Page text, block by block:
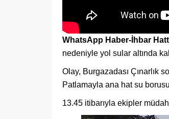
WhatsApp Haber-İhbar
nedeniyle yol sular altında
Olay, Burgazadası Çınarlık
Patlamayla ana hat su
13.45 itibarıyla ekipler